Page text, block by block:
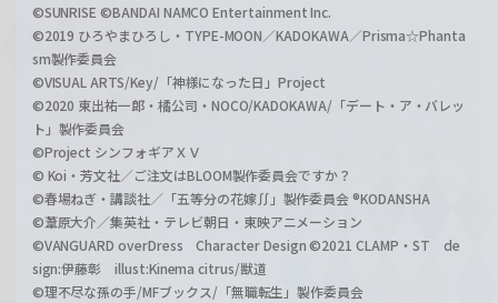
©SUNRISE ©BANDAI NAMCO Entertainment Inc.
©2019 ひろやまひろし・TYPE-MOON／KADOKAWA／Prisma☆Phanta
sm製作委員会
©VISUAL ARTS/Key/「神様になった日」Project
©2020 東出祐一郎・橘公司・NOCO/KADOKAWA/「デート・ア・バレッ
ト」製作委員会
©Project シンフォギアＸＶ
© Koi・芳文社／ご注文はBLOOM製作委員会ですか？
©春場ねぎ・講談社／「五等分の花嫁∬」製作委員会 ®KODANSHA
©葦原大介／集英社・テレビ朝日・東映アニメーション
©VANGUARD overDress Character Design ©2021 CLAMP・ST de
sign:伊藤彰 illust:Kinema citrus/獣道
©理不尽な孫の手/MFブックス/「無職転生」製作委員会